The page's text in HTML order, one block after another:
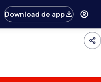
Download de app